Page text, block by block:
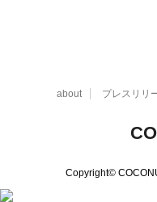
about プレスリリ
Copyright©